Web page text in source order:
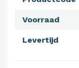
Voorraad
Levertijd